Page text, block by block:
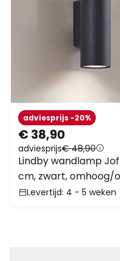
€ 38,90
adviesprijs€ 48,90
adviesprijs -20%
Lindby wandlamp
cm, zwart, omhoog/
GU10
Levertijd: 4 - 5 weken